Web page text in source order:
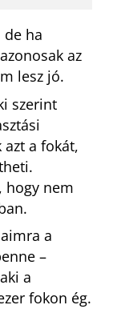
ha
az
lesz jó.
szerint
a fokát,
hogy nem
a
–
a
fokon ég.